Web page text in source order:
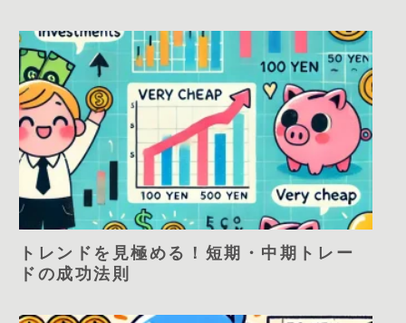
トレンドを見極める！短期・中期トレー
ドの成功法則